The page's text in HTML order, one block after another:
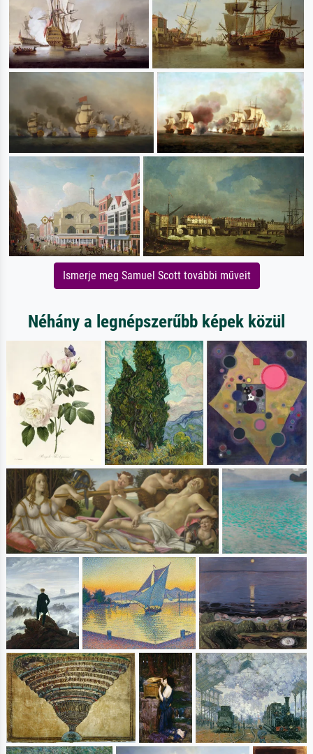
Ismerje meg Samuel Scott további műveit
Néhány a legnépszerűbb képek közül